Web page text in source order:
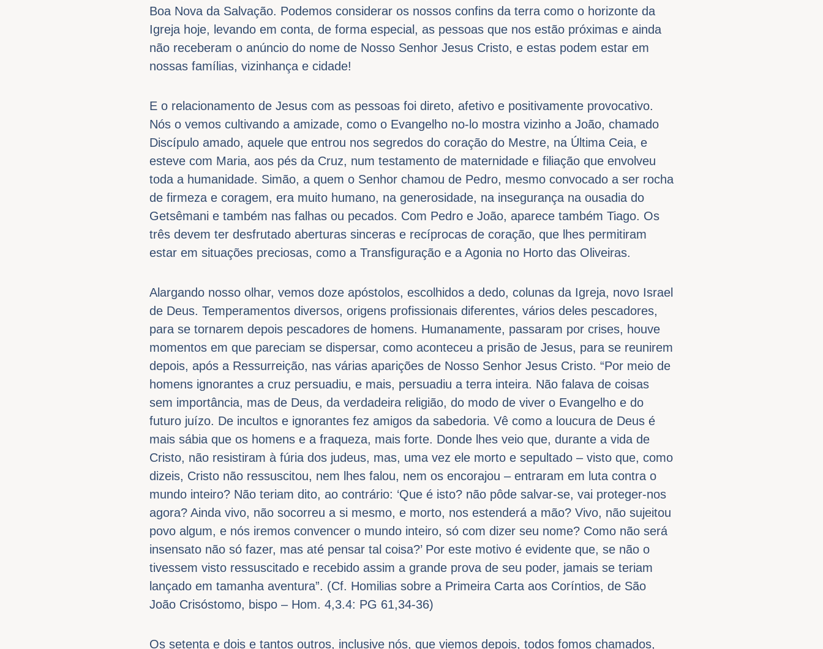
Boa Nova da Salvação. Podemos considerar os nossos confins da terra como o horizonte da
Igreja hoje, levando em conta, de forma especial, as pessoas que nos estão próximas e ainda
não receberam o anúncio do nome de Nosso Senhor Jesus Cristo, e estas podem estar em
nossas famílias, vizinhança e cidade!
E o relacionamento de Jesus com as pessoas foi direto, afetivo e positivamente provocativo.
Nós o vemos cultivando a amizade, como o Evangelho no-lo mostra vizinho a João, chamado
Discípulo amado, aquele que entrou nos segredos do coração do Mestre, na Última Ceia, e
esteve com Maria, aos pés da Cruz, num testamento de maternidade e filiação que envolveu
toda a humanidade. Simão, a quem o Senhor chamou de Pedro, mesmo convocado a ser rocha
de firmeza e coragem, era muito humano, na generosidade, na insegurança na ousadia do
Getsêmani e também nas falhas ou pecados. Com Pedro e João, aparece também Tiago. Os
três devem ter desfrutado aberturas sinceras e recíprocas de coração, que lhes permitiram
estar em situações preciosas, como a Transfiguração e a Agonia no Horto das Oliveiras.
Alargando nosso olhar, vemos doze apóstolos, escolhidos a dedo, colunas da Igreja, novo Israel
de Deus. Temperamentos diversos, origens profissionais diferentes, vários deles pescadores,
para se tornarem depois pescadores de homens. Humanamente, passaram por crises, houve
momentos em que pareciam se dispersar, como aconteceu a prisão de Jesus, para se reunirem
depois, após a Ressurreição, nas várias aparições de Nosso Senhor Jesus Cristo. “Por meio de
homens ignorantes a cruz persuadiu, e mais, persuadiu a terra inteira. Não falava de coisas
sem importância, mas de Deus, da verdadeira religião, do modo de viver o Evangelho e do
futuro juízo. De incultos e ignorantes fez amigos da sabedoria. Vê como a loucura de Deus é
mais sábia que os homens e a fraqueza, mais forte. Donde lhes veio que, durante a vida de
Cristo, não resistiram à fúria dos judeus, mas, uma vez ele morto e sepultado – visto que, como
dizeis, Cristo não ressuscitou, nem lhes falou, nem os encorajou – entraram em luta contra o
mundo inteiro? Não teriam dito, ao contrário: ‘Que é isto? não pôde salvar-se, vai proteger-nos
agora? Ainda vivo, não socorreu a si mesmo, e morto, nos estenderá a mão? Vivo, não sujeitou
povo algum, e nós iremos convencer o mundo inteiro, só com dizer seu nome? Como não será
insensato não só fazer, mas até pensar tal coisa?’ Por este motivo é evidente que, se não o
tivessem visto ressuscitado e recebido assim a grande prova de seu poder, jamais se teriam
lançado em tamanha aventura”. (Cf. Homilias sobre a Primeira Carta aos Coríntios, de São
João Crisóstomo, bispo – Hom. 4,3.4: PG 61,34-36)
Os setenta e dois e tantos outros, inclusive nós, que viemos depois, todos fomos chamados,